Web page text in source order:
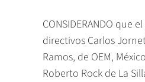
CONSIDERANDO que
directivos Carlos
Ramos, de OEM,
Roberto Rock de La